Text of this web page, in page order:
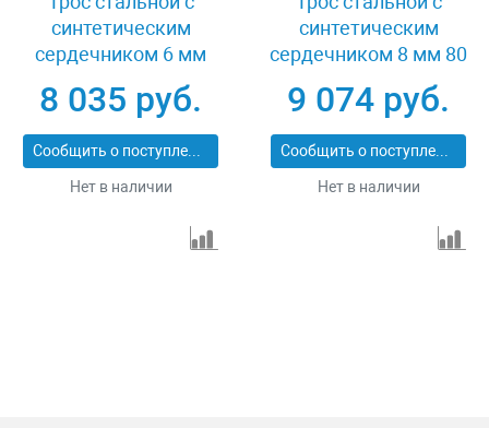
синтетическим
сердечником 6 мм
120 м DIN 3055 Зубр 4-
304110-06
8 035 руб.
Сообщить о поступлении
Нет в наличии
синтетическим
сердечником 8 мм 80
м DIN 3055 Зубр 4-
304110-08
9 074 руб.
Сообщить о поступлении
Нет в наличии